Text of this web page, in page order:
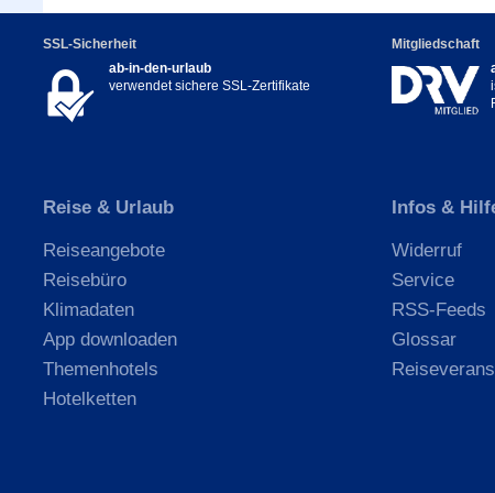
SSL-Sicherheit
ab-in-den-urlaub
verwendet sichere SSL-Zertifikate
Mitgliedschaft
Reise & Urlaub
Reiseangebote
Reisebüro
Klimadaten
App downloaden
Themenhotels
Hotelketten
Infos &
Widerruf
Service
RSS-Feeds
Glossar